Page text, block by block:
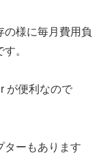
の様に毎月費用負
。
が便利なので
ターもあります